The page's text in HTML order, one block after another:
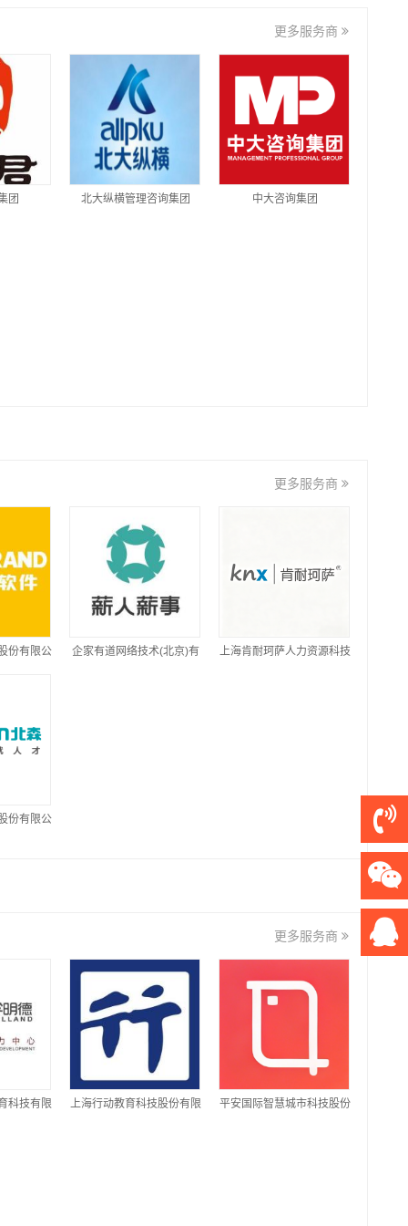
更多服务商
团 北大纵横管理咨询集团 中大咨询集团
更多服务商
份有限公 企家有道网络技术(北京)有 上海肯耐珂萨人力资源科技
份有限公
更多服务商
科技有限 上海行动教育科技股份有限 平安国际智慧城市科技股份